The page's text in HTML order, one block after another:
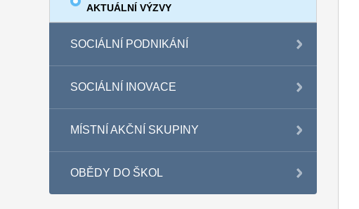
AKTUÁLNÍ VÝZVY
SOCIÁLNÍ PODNIKÁNÍ
SOCIÁLNÍ INOVACE
MÍSTNÍ AKČNÍ SKUPINY
OBĚDY DO ŠKOL